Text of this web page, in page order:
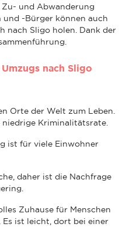
Zu- und Abwanderung
-Bürger können auch
nach Sligo holen. Dank der
nach Sligo
Orte der Welt zum Leben.
Kriminalitätsrate.
ist für viele Einwohner
daher ist die Nachfrage
Zuhause für Menschen
ist leicht, dort bei einer